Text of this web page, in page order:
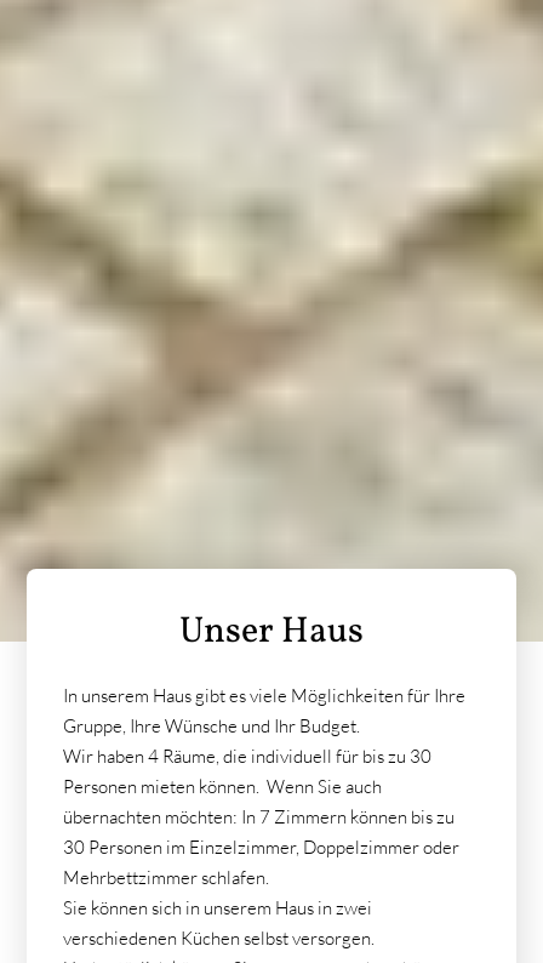
Unser Haus
In unserem Haus gibt es viele Möglichkeiten für Ihre
Gruppe, Ihre Wünsche und Ihr Budget.
Wir haben 4 Räume, die individuell für bis zu 30
Personen mieten können. Wenn Sie auch
übernachten möchten: In 7 Zimmern können bis zu
30 Personen im Einzelzimmer, Doppelzimmer oder
Mehrbettzimmer schlafen.
Sie können sich in unserem Haus in zwei
verschiedenen Küchen selbst versorgen.